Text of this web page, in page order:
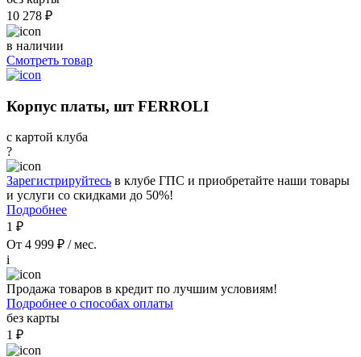
10 278 ₽
в наличии
Смотреть товар
Корпус платы, шт FERROLI
с картой клуба
?
Зарегистрируйтесь в клубе ГПС и приобретайте наши товары
и услуги со скидками до 50%!
Подробнее
1 ₽
От 4 999 ₽ / мес.
i
Продажа товаров в кредит по лучшим условиям!
Подробнее о способах оплаты
без карты
1 ₽